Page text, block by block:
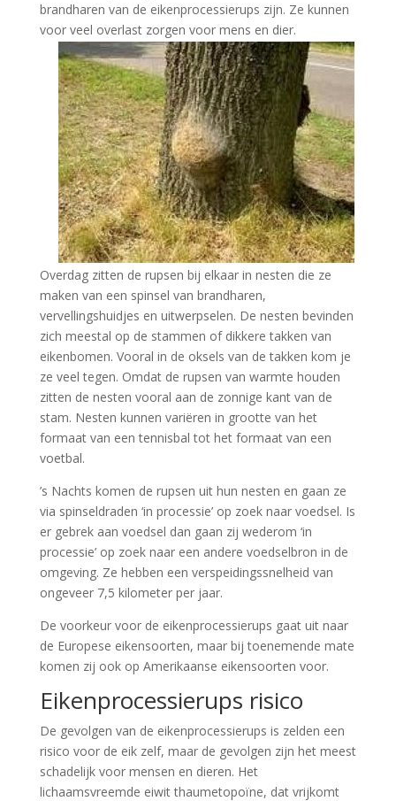
brandharen van de eikenprocessierups zijn. Ze kunnen
voor veel overlast zorgen voor mens en dier.
Overdag zitten de rupsen bij elkaar in nesten die ze
maken van een spinsel van brandharen,
vervellingshuidjes en uitwerpselen. De nesten bevinden
zich meestal op de stammen of dikkere takken van
eikenbomen. Vooral in de oksels van de takken kom je
ze veel tegen. Omdat de rupsen van warmte houden
zitten de nesten vooral aan de zonnige kant van de
stam. Nesten kunnen variëren in grootte van het
formaat van een tennisbal tot het formaat van een
voetbal.
’s Nachts komen de rupsen uit hun nesten en gaan ze
via spinseldraden ‘in processie’ op zoek naar voedsel. Is
er gebrek aan voedsel dan gaan zij wederom ‘in
processie’ op zoek naar een andere voedselbron in de
omgeving. Ze hebben een verspeidingssnelheid van
ongeveer 7,5 kilometer per jaar.
De voorkeur voor de eikenprocessierups gaat uit naar
de Europese eikensoorten, maar bij toenemende mate
komen zij ook op Amerikaanse eikensoorten voor.
Eikenprocessierups risico
De gevolgen van de eikenprocessierups is zelden een
risico voor de eik zelf, maar de gevolgen zijn het meest
schadelijk voor mensen en dieren. Het
lichaamsvreemde eiwit thaumetopoïne, dat vrijkomt